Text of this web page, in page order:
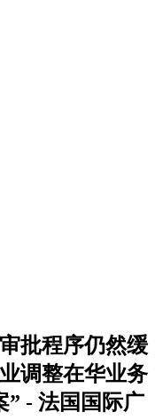
批程序仍然缓
调整在华业务
” - 法国国际广